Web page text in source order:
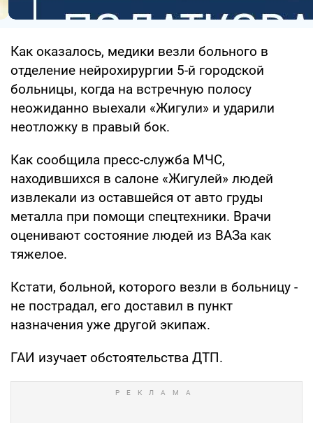
Как оказалось, медики везли больного в
отделение нейрохирургии 5-й городской
больницы, когда на встречную полосу
неожиданно выехали «Жигули» и ударили
неотложку в правый бок.
Как сообщила пресс-служба МЧС,
находившихся в салоне «Жигулей» людей
извлекали из оставшейся от авто груды
металла при помощи спецтехники. Врачи
оценивают состояние людей из ВАЗа как
тяжелое.
Кстати, больной, которого везли в больницу -
не пострадал, его доставил в пункт
назначения уже другой экипаж.
ГАИ изучает обстоятельства ДТП.